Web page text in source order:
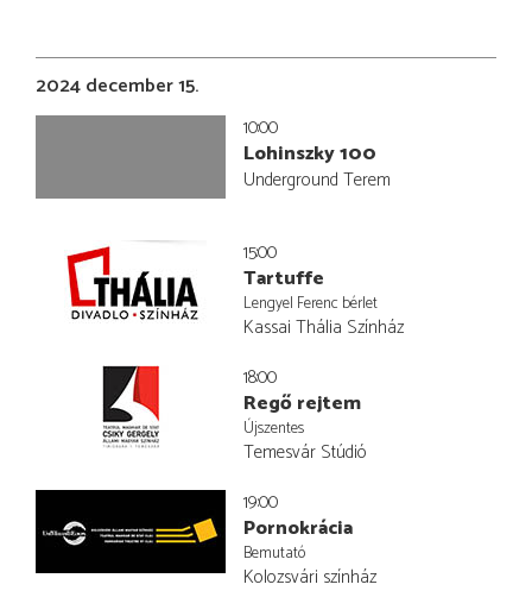
2024 december 15.
10:00
Lohinszky 100
Underground Terem
15:00
Tartuffe
Lengyel Ferenc bérlet
Kassai Thália Színház
18:00
Regő rejtem
Újszentes
Temesvár Stúdió
19:00
Pornokrácia
Bemutató
Kolozsvári színház